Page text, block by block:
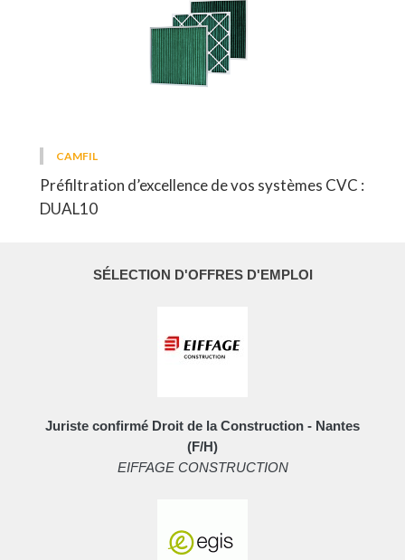
CAMFIL
Préfiltration d’excellence de vos systèmes CVC :
DUAL10
SÉLECTION D'OFFRES D'EMPLOI
Juriste confirmé Droit de la Construction - Nantes
(F/H)
EIFFAGE CONSTRUCTION